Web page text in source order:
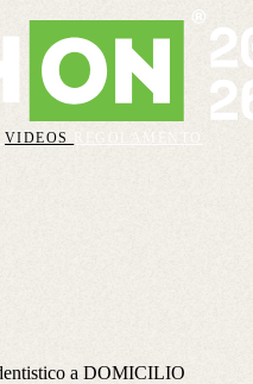
VIDEOS
REGOLAMENTO
a DOMICILIO